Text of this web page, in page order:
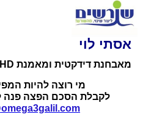
אסתי לוי
מאבחנת דידקטית ומאמנת ADHD
מי רוצה להיות
לקבלת הסכם הפצה פנה